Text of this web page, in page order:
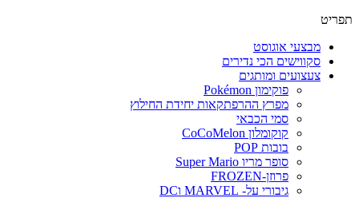
תפריט
מבצעי אוגוסט
סקווישים הכי נדירים
צעצועים ומותגים
פוקימון Pokémon
מפרץ ההרפתקאות יחידת החילוץ
סמי הכבאי
קוקומלון CoCoMelon
בובות POP
סופר מריו Super Mario
פרוזן-FROZEN
גיבורי על- MARVEL וDC